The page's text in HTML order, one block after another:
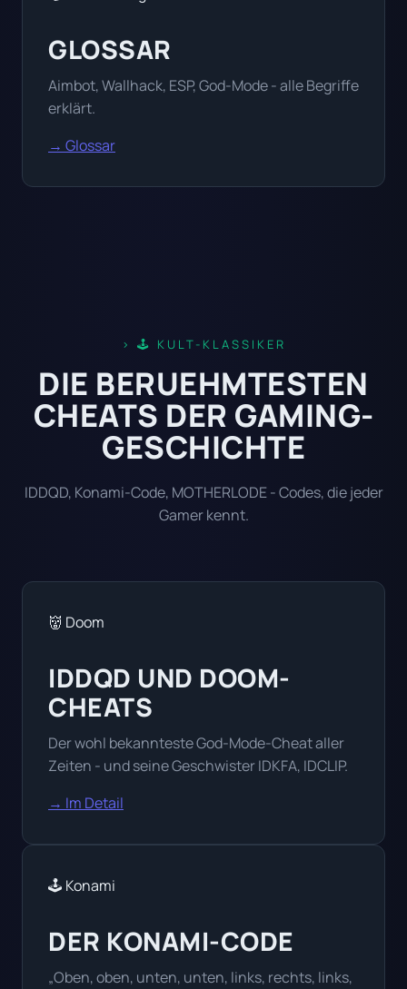
GLOSSAR
Aimbot, Wallhack, ESP, God-Mode - alle Begriffe
erklärt.
→ Glossar
🕹️ KULT-KLASSIKER
DIE BERUEHMTESTEN
CHEATS DER GAMING-
GESCHICHTE
IDDQD, Konami-Code, MOTHERLODE - Codes, die jeder
Gamer kennt.
👹 Doom
IDDQD UND DOOM-
CHEATS
Der wohl bekannteste God-Mode-Cheat aller
Zeiten - und seine Geschwister IDKFA, IDCLIP.
→ Im Detail
🕹️ Konami
DER KONAMI-CODE
„Oben, oben, unten, unten, links, rechts, links,